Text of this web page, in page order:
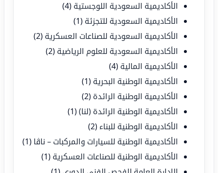
الأكاديمية السعودية اللوجستية (4)
الأكاديمية السعودية للتجزئة (1)
الأكاديمية السعودية للصناعات العسكرية (2)
الأكاديمية السعودية للعلوم الرياضية (2)
الأكاديمية المالية (4)
الأكاديمية الوطنية البحرية (1)
الأكاديمية الوطنية الرائدة (2)
الأكاديمية الوطنية الرائدة (لنا)(1)
الأكاديمية الوطنية للبناء (2)
الأكاديمية الوطنية للسيارات والمركبات – ناڤا (1)
الأكاديمية الوطنية للصناعات العسكرية (1)